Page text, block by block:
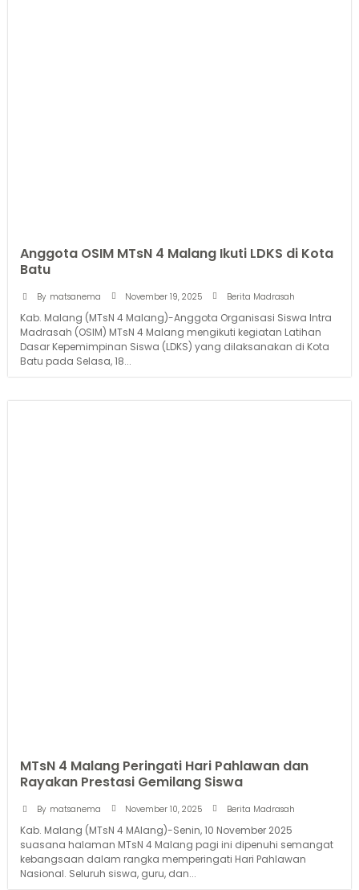
Anggota OSIM MTsN 4 Malang Ikuti LDKS di Kota
Batu
By matsanema November 19, 2025 Berita Madrasah
Kab. Malang (MTsN 4 Malang)-Anggota Organisasi Siswa Intra
Madrasah (OSIM) MTsN 4 Malang mengikuti kegiatan Latihan
Dasar Kepemimpinan Siswa (LDKS) yang dilaksanakan di Kota
Batu pada Selasa, 18...
MTsN 4 Malang Peringati Hari Pahlawan dan
Rayakan Prestasi Gemilang Siswa
By matsanema November 10, 2025 Berita Madrasah
Kab. Malang (MTsN 4 MAlang)-Senin, 10 November 2025
suasana halaman MTsN 4 Malang pagi ini dipenuhi semangat
kebangsaan dalam rangka memperingati Hari Pahlawan
Nasional. Seluruh siswa, guru, dan...